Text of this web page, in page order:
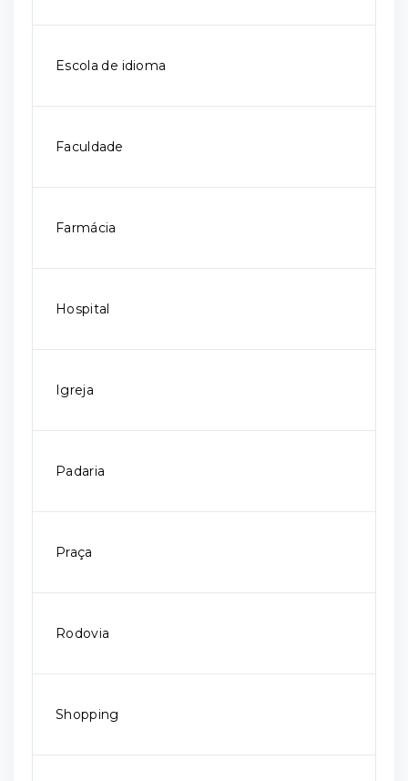
Escola de idioma
Faculdade
Farmácia
Hospital
Igreja
Padaria
Praça
Rodovia
Shopping